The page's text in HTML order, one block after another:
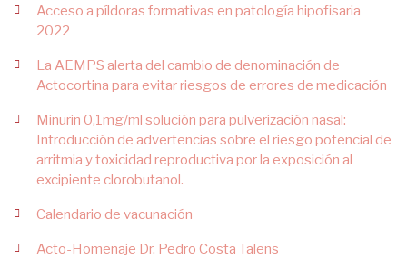
Acceso a píldoras formativas en patología hipofisaria
2022
La AEMPS alerta del cambio de denominación de
Actocortina para evitar riesgos de errores de medicación
Minurin 0,1mg/ml solución para pulverización nasal:
Introducción de advertencias sobre el riesgo potencial de
arritmia y toxicidad reproductiva por la exposición al
excipiente clorobutanol.
Calendario de vacunación
Acto-Homenaje Dr. Pedro Costa Talens